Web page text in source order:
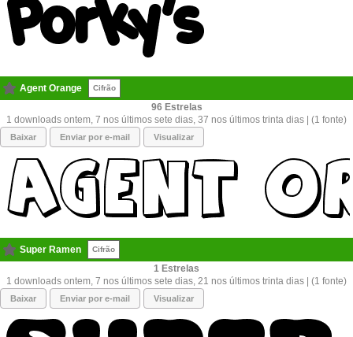
Agent Orange Cifrão
96
1 downloads ontem, 7 nos últimos sete dias, 37 nos últimos trinta dias | (1 fonte)
Baixar Enviar por e-mail Visualizar
Super Ramen Cifrão
1
1 downloads ontem, 7 nos últimos sete dias, 21 nos últimos trinta dias | (1 fonte)
Baixar Enviar por e-mail Visualizar